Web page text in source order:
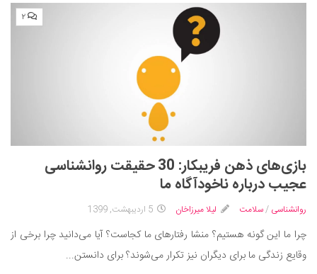
۲
بازی‌های ذهن فریبکار: 30 حقیقت روانشناسی
عجیب درباره ناخودآگاه ما
روانشناسی /سلامت لیلا میرزاخان 5 اردیبهشت, 1399
چرا ما این گونه هستیم؟ منشا رفتارهای ما کجاست؟ آیا می‌دانید چرا برخی از
وقایع زندگی ما برای دیگران نیز تکرار می‌شوند؟ برای دانستن...